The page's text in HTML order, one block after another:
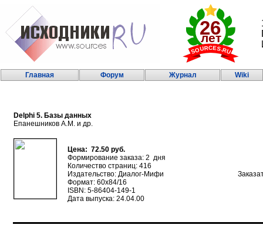
Главная Форум Журнал Wiki
Delphi 5. Базы данных
Епанешников А.М. и др.
Цена: 72.50 руб.
Формирование заказа: 2 дня
Количество страниц: 416
Издательство: Диалог-Мифи
Формат: 60х84/16
ISBN: 5-86404-149-1
Дата выпуска: 24.04.00